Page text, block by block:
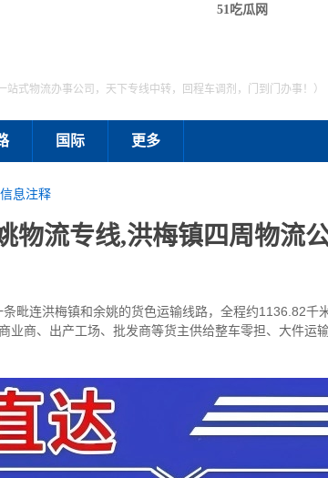
51吃瓜网
一站式物流办事公司，天下专线中转，回程车调剂，门到门办事！）
国际 更多
信息注释
物流专线,洪梅镇四周物流
毗连洪梅镇和余姚的货色运输线路，全程约1136.82千
业商、出产工场、批发商等货主供给整车零担、大件运输